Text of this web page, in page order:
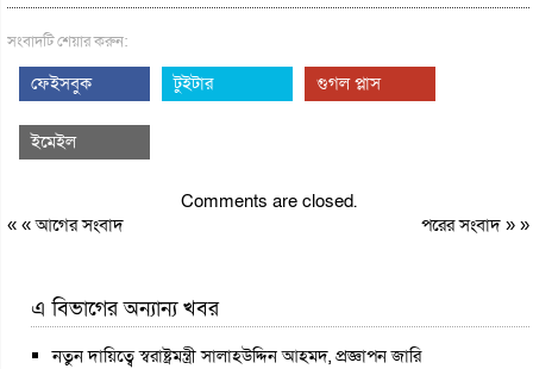
সংবাদটি শেয়ার করুন:
ফেইসবুক টুইটার গুগল প্লাস
ইমেইল
Comments are closed.
« «আগের সংবাদ পরের সংবাদ» »
এ বিভাগের অন্যান্য খবর
নতুন দায়িত্বে স্বরাষ্ট্রমন্ত্রী সালাহউদ্দিন আহমদ, প্রজ্ঞাপন জারি